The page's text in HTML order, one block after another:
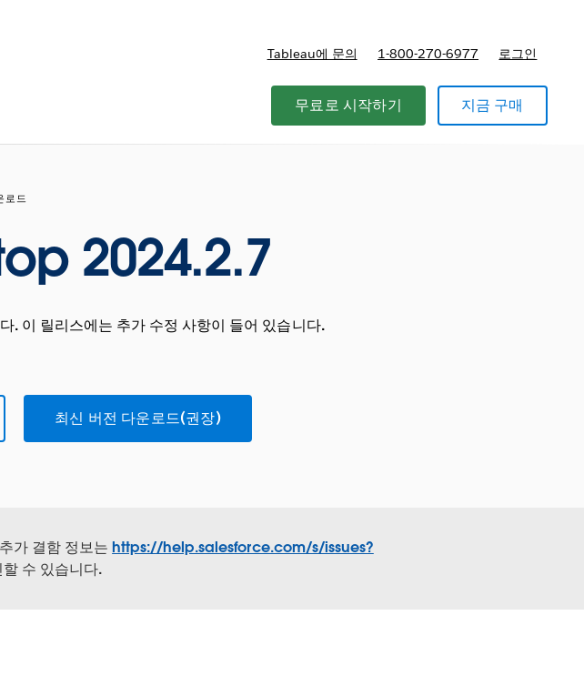
격
Tableau에 문의 1-800-270-6977 로그인
무료로 시작하기 지금 구매
로드
2024.2.7
. 이 릴리스에는 추가 수정 사항이 들어 있습니다.
최신 버전 다운로드(권장)
가 결함 정보는https://help.salesforce.com/s/issues?
수 있습니다.